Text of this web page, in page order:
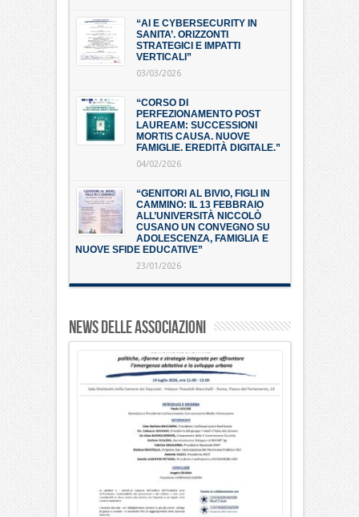
“AI E CYBERSECURITY IN
SANITA’. ORIZZONTI
STRATEGICI E IMPATTI
VERTICALI”
03/03/2026
“CORSO DI
PERFEZIONAMENTO POST
LAUREAM: SUCCESSIONI
MORTIS CAUSA. NUOVE
FAMIGLIE. EREDITÀ DIGITALE.”
04/02/2026
“GENITORI AL BIVIO, FIGLI IN
CAMMINO: IL 13 FEBBRAIO
ALL’UNIVERSITÀ NICCOLÒ
CUSANO UN CONVEGNO SU
ADOLESCENZA, FAMIGLIA E
NUOVE SFIDE EDUCATIVE”
23/01/2026
News delle associazioni